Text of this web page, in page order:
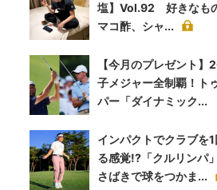
塩】Vol.92 好きなも
マコ酢、シャ...
【今月のプレゼント】
子メジャー全制覇！ト
パー「ダイナミック...
インパクトでクラブを
る感覚!?「クルリンパ
さばきで球をつかま...